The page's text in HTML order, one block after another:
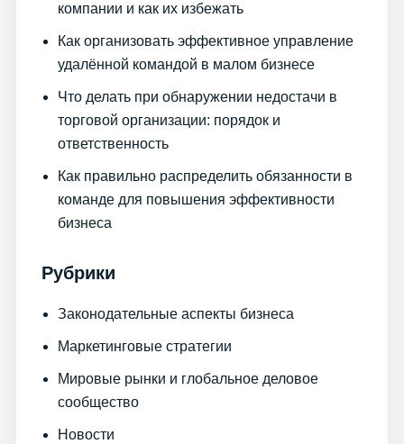
компании и как их избежать
Как организовать эффективное управление
удалённой командой в малом бизнесе
Что делать при обнаружении недостачи в
торговой организации: порядок и
ответственность
Как правильно распределить обязанности в
команде для повышения эффективности
бизнеса
Рубрики
Законодательные аспекты бизнеса
Маркетинговые стратегии
Мировые рынки и глобальное деловое
сообщество
Новости